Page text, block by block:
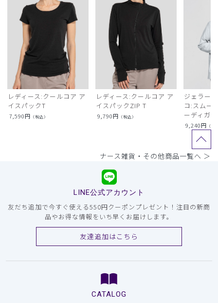
レディース:クールコア ア
イスパックT
7,590円 （税込）
レディース:クールコア ア
イスパックZIP T
9,790円 （税込）
ジェラー
コ:スムー
ーディガン
9,240円 （税
ナース雑貨・その他商品一覧へ ＞
LINE公式アカウント
友だち追加で今すぐ使える550円クーポンプレゼント！注目の新商
品やお得な情報をいち早くお届けします。
友達追加はこちら
CATALOG